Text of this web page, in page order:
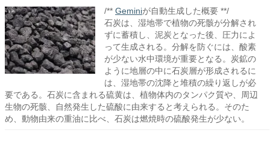
/** Geminiが自動生成した概要 **/
石炭は、湿地帯で植物の死骸が分解され
ずに蓄積し、泥炭となった後、圧力によ
って生成される。分解を防ぐには、酸素
が少ない水中環境が重要となる。炭鉱の
ように地層の中に石炭層が形成されるに
は、湿地帯の沈降と堆積の繰り返しが必
要である。石炭に含まれる硫黄は、植物体内のタンパク質や、周辺
生物の死骸、自然発生した硫酸に由来すると考えられる。そのた
め、動物由来の重油に比べ、石炭は燃焼時の硫酸発生が少ない。